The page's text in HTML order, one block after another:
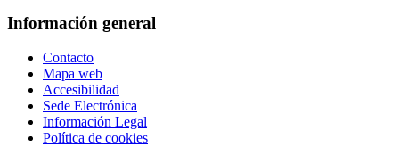
Información general
Contacto
Mapa web
Accesibilidad
Sede Electrónica
Información Legal
Política de cookies